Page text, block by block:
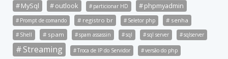
MySql outlook particionar HD phpmyadmin
Prompt de comando registro br Seletor php senha
Shell spam spam assassin sql sql server sqlserver
Streaming Troca de IP do Servidor versão do php